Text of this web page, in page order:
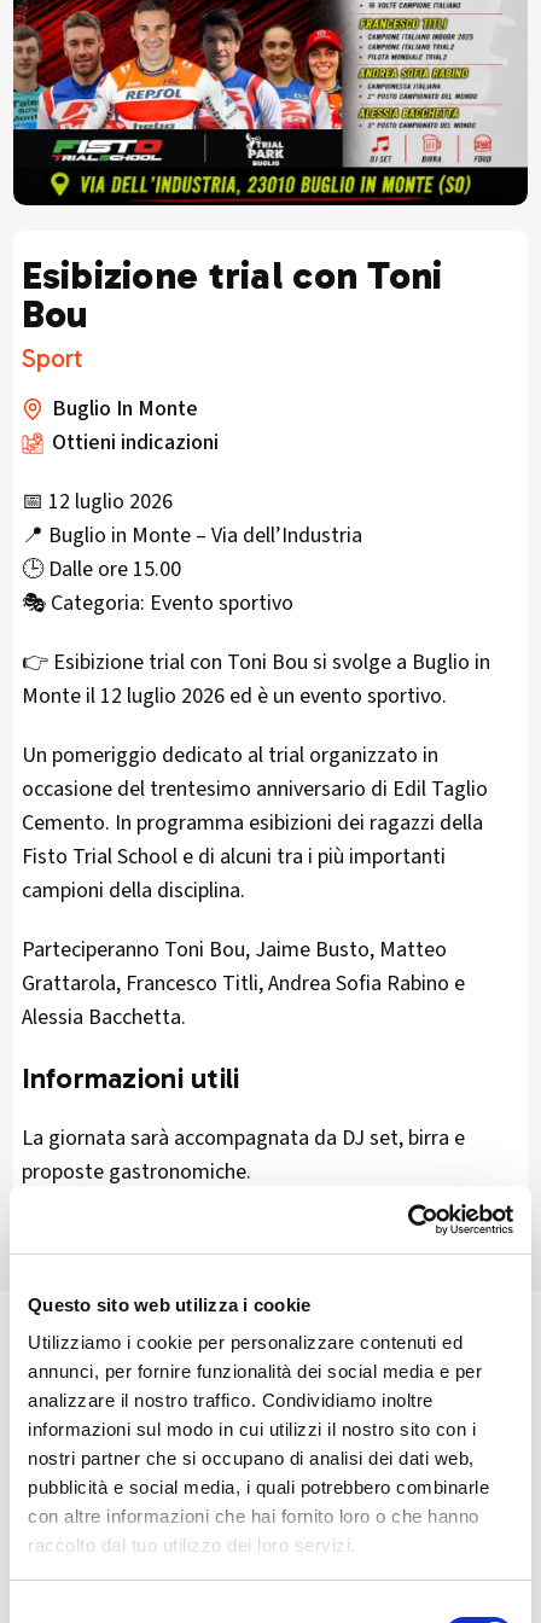
Questo sito web utilizza i cookie
Utilizziamo i cookie per personalizzare contenuti ed
annunci, per fornire funzionalità dei social media e per
analizzare il nostro traffico. Condividiamo inoltre
informazioni sul modo in cui utilizzi il nostro sito con i
nostri partner che si occupano di analisi dei dati web,
pubblicità e social media, i quali potrebbero combinarle
con altre informazioni che hai fornito loro o che hanno
raccolto dal tuo utilizzo dei loro servizi.
Esibizione trial con Toni
Bou
Sport
Buglio In Monte
Ottieni indicazioni
📅 12 luglio 2026
📍 Buglio in Monte – Via dell’Industria
🕒 Dalle ore 15.00
🎭 Categoria: Evento sportivo
👉 Esibizione trial con Toni Bou si svolge a Buglio in
Monte il 12 luglio 2026 ed è un evento sportivo.
Un pomeriggio dedicato al trial organizzato in
occasione del trentesimo anniversario di Edil Taglio
Cemento. In programma esibizioni dei ragazzi della
Fisto Trial School e di alcuni tra i più importanti
campioni della disciplina.
Parteciperanno Toni Bou, Jaime Busto, Matteo
Grattarola, Francesco Titli, Andrea Sofia Rabino e
Alessia Bacchetta.
Informazioni utili
La giornata sarà accompagnata da DJ set, birra e
proposte gastronomiche.
🏘️ Scopri il comune di
Buglio In Monte